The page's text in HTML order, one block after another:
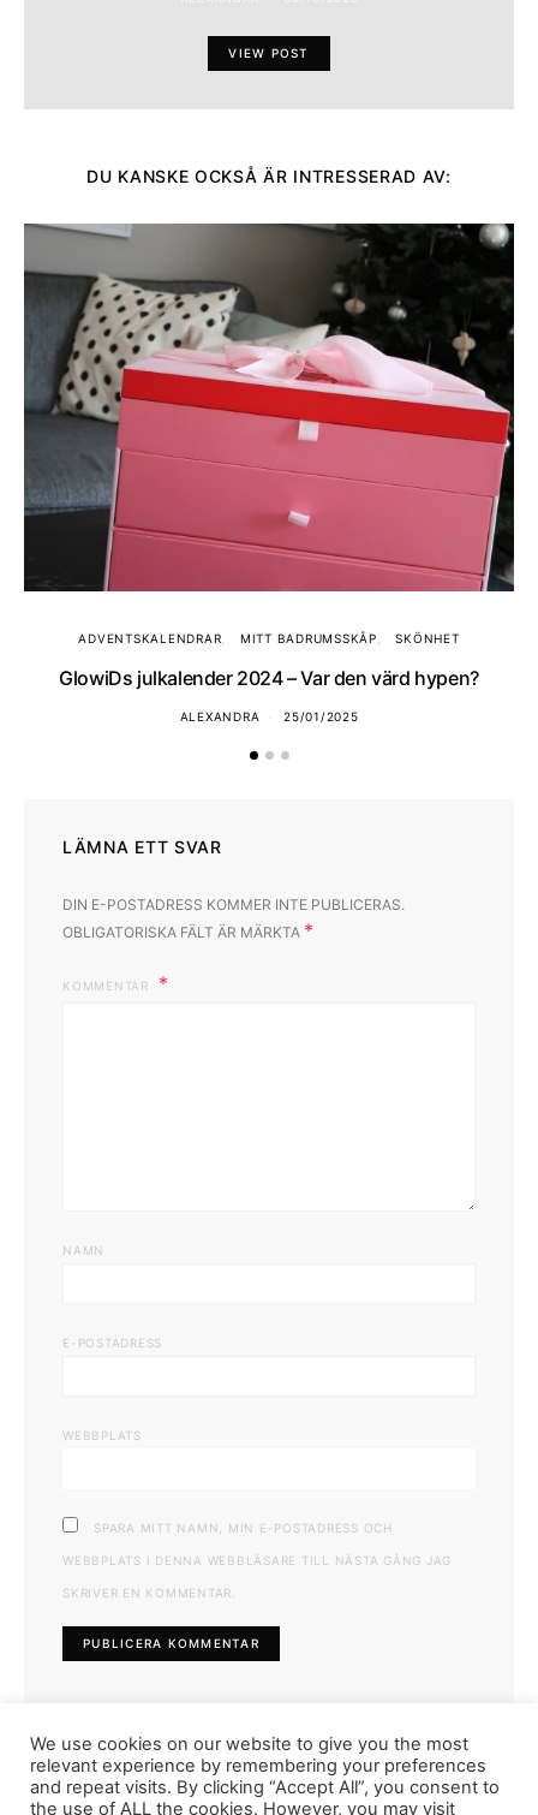
VIEW POST
DU KANSKE OCKSÅ ÄR INTRESSERAD AV:
ADVENTSKALENDRAR MITT BADRUMSSKÅP SKÖNHET
GlowiDs julkalender 2024 – Var den värd hypen?
ALEXANDRA 25/01/2025
LÄMNA ETT SVAR
DIN E-POSTADRESS KOMMER INTE PUBLICERAS.
OBLIGATORISKA FÄLT ÄR MÄRKTA *
KOMMENTAR
NAMN
E-POSTADRESS
WEBBPLATS
SPARA MITT NAMN, MIN E-POSTADRESS OCH
WEBBPLATS I DENNA WEBBLÄSARE TILL NÄSTA GÅNG JAG
SKRIVER EN KOMMENTAR.
We use cookies on our website to give you the most
relevant experience by remembering your preferences
and repeat visits. By clicking “Accept All”, you consent to
the use of ALL the cookies. However, you may visit